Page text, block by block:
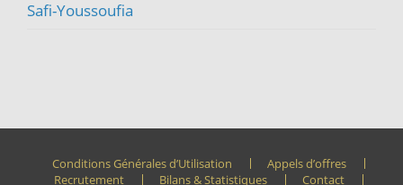
Safi-Youssoufia
Conditions Générales d’Utilisation
Appels d’offres
Recrutement
Bilans & Statistiques Contact